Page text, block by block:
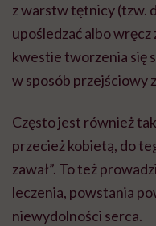
z warstw tętnicy (tzw.
upośledzać albo wręcz
kwestie tworzenia się
w sposób przejściowy
Często jest również
przecież kobietą, do
zawał”. To też
leczenia, powstania
niewydolności serca.